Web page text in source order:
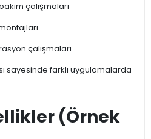
çalışmaları
çalışmaları
sayesinde farklı uygulamalarda
(Örnek